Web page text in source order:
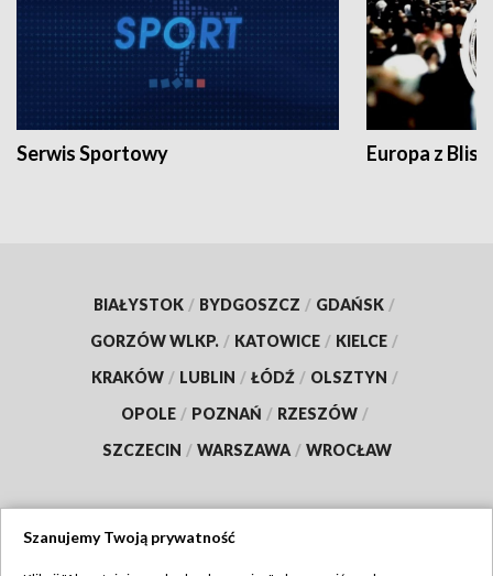
Serwis Sportowy Europa z
BIAŁYSTOK / BYDGOSZCZ / GDAŃSK /
GORZÓW WLKP. / KATOWICE / KIELCE /
KRAKÓW / LUBLIN / ŁÓDŹ / OLSZTYN /
OPOLE / POZNAŃ / RZESZÓW /
SZCZECIN / WARSZAWA / WROCŁAW
Szanujemy Twoją prywatność